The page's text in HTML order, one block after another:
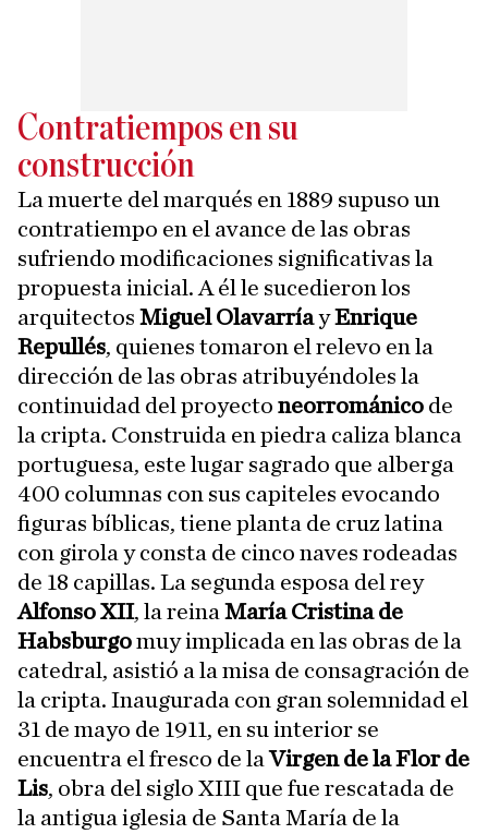
Contratiempos en su
construcción
La muerte del marqués en 1889 supuso un
contratiempo en el avance de las obras
sufriendo modificaciones significativas la
propuesta inicial. A él le sucedieron los
arquitectos Miguel OlavarríayEnrique
Repullés, quienes tomaron el relevo en la
dirección de las obras atribuyéndoles la
continuidad del proyecto neorrománico de
la cripta. Construida en piedra caliza blanca
portuguesa, este lugar sagrado que alberga
400 columnas con sus capiteles evocando
figuras bíblicas, tiene planta de cruz latina
con girola y consta de cinco naves rodeadas
de 18 capillas. La segunda esposa del rey
Alfonso XII, la reina María Cristina de
Habsburgomuy implicada en las obras de la
catedral, asistió a la misa de consagración de
la cripta. Inaugurada con gran solemnidad el
31 de mayo de 1911, en su interior se
encuentra el fresco de la Virgen de la Flor de
Lis, obra del siglo XIII que fue rescatada de
la antigua iglesia de Santa María de la